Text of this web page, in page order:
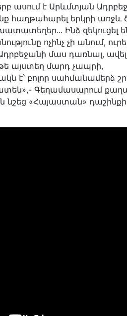
ասում է Արևմտյան
ենք հաղթահարել երկրի
Ինձ
ոչինչ չի անում,
մաս դառնալ,
այստեղ մարդ չապրի,
է՝ բոլոր սահմանամերձ
Գեղամասարում
նշեց «Հայաստան»